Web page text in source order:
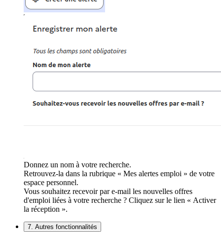
Donnez un nom à votre recherche.
Retrouvez-la dans la rubrique « Mes alertes emploi » de votre
espace personnel.
Vous souhaitez recevoir par e-mail les nouvelles offres
d'emploi liées à votre recherche ? Cliquez sur le lien « Activer
la réception ».
7. Autres fonctionnalités